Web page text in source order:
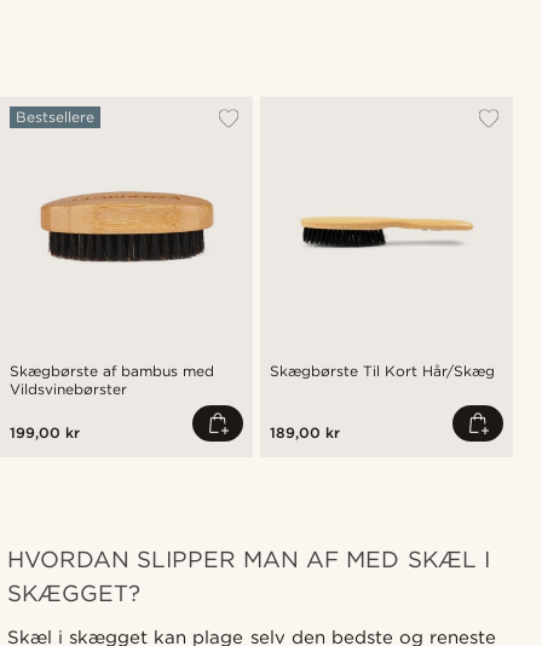
Skægbørste af bambus med
Vildsvinebørster
Bestsellere
199,00 kr
Skægbørste Til Kort Hår/Skæg
189,00 kr
HVORDAN SLIPPER MAN AF MED SKÆL I
SKÆGGET?
Skæl i skægget kan plage selv den bedste og reneste